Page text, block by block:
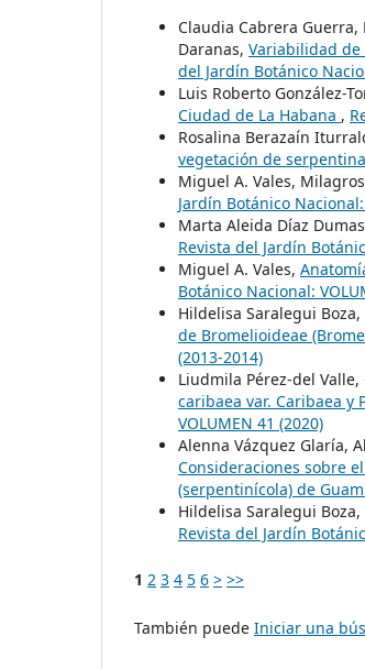
Claudia Cabrera
Daranas, Variabilidad de
del Jardín Botánico
Luis Roberto González-
Ciudad de La Habana ,
Rosalina Berazaín
vegetación de
Miguel A. Vales,
Jardín Botánico
Marta Aleida Díaz
Revista del Jardín
Miguel A. Vales,
Botánico Nacional:
Hildelisa Saralegui
de Bromelioideae
(2013-2014)
Liudmila Pérez-del
caribaea var. Caribaea y
VOLUMEN 41 (2020)
Alenna Vázquez Glaría,
Consideraciones sobre
(serpentinícola) de
Hildelisa Saralegui Boza,
Revista del Jardín
1 2 3 4 5 6 > >>
También puede Iniciar una